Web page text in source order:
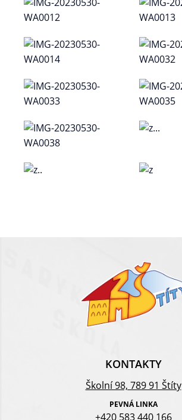
KONTAKTY
Školní 98, 789 91 Štíty
PEVNÁ LINKA
+420 583 440 166